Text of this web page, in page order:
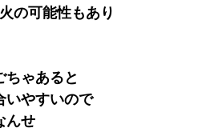
の可能性もあり
ちゃあると
いやすいので
んせ